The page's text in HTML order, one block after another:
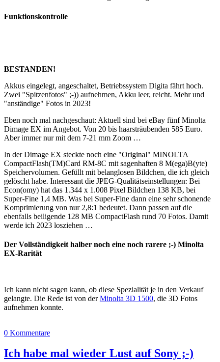
Funktionskontrolle
BESTANDEN!
Akkus eingelegt, angeschaltet, Betriebssystem Digita fährt hoch.
Zwei "Spitzenfotos" ;-)) aufnehmen, Akku leer, reicht. Mehr und
"anständige" Fotos in 2023!
Eben noch mal nachgeschaut: Aktuell sind bei eBay fünf Minolta
Dimage EX im Angebot. Von 20 bis haarsträubenden 585 Euro.
Aber immer nur mit dem 7-21 mm Zoom …
In der Dimage EX steckte noch eine "Original" MINOLTA
CompactFlash(TM)Card RM-8C mit sagenhaften 8 M(ega)B(yte)
Speichervolumen. Gefüllt mit belanglosen Bildchen, die ich gleich
gelöscht habe. Interessant die JPEG-Qualitätseinstellungen: Bei
Econ(omy) hat das 1.344 x 1.008 Pixel Bildchen 138 KB, bei
Super-Fine 1,4 MB. Was bei Super-Fine dann eine sehr schonende
Komprimierung von nur 2,8:1 bedeutet. Dann passen auf die
ebenfalls beiligende 128 MB CompactFlash rund 70 Fotos. Damit
werde ich 2023 losziehen …
Der Vollständigkeit halber noch eine noch rarere ;-) Minolta
EX-Rarität
Ich kann nicht sagen kann, ob diese Spezialität je in den Verkauf
gelangte. Die Rede ist von derMinolta 3D 1500, die 3D Fotos
aufnehmen konnte.
0 Kommentare
Ich habe mal wieder Lust auf Sony ;-)